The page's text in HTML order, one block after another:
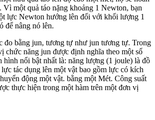
Vì một quả táo nặng khoảng 1 Newton, bạn
lực Newton hướng lên đối với khối lượng 1
để nâng nó lên.
đo bằng jun, tương tự như jun tương tự. Trong
chức năng jun được định nghĩa theo một số
hình nổi bật nhất là: năng lượng (1 joule) là đồ
tác dụng lên một vật bao gồm lực có kích
động một vật. bằng một Mét. Công suất
thực hiện trong một hàm trên một đơn vị